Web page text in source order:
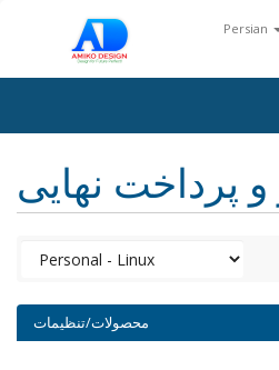
Persian
پرداخت نهایی
محصولات/تنظیمات